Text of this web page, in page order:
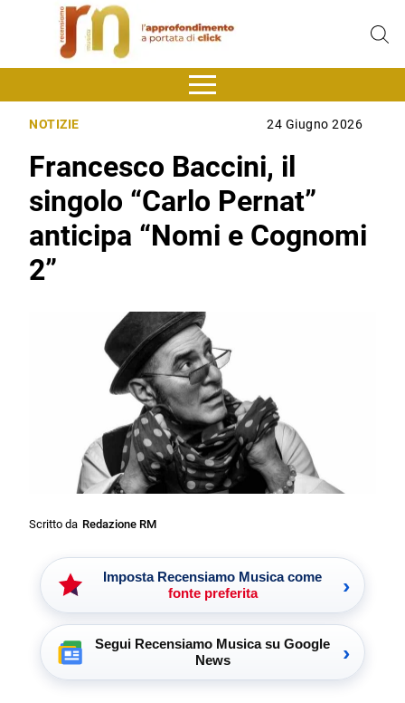
NOTIZIE 24 Giugno 2026
Francesco Baccini, il
singolo “Carlo Pernat”
anticipa “Nomi e Cognomi
2”
Scritto da Redazione RM
Imposta Recensiamo Musica come
fonte preferita
›
Segui Recensiamo Musica su Google
News
›